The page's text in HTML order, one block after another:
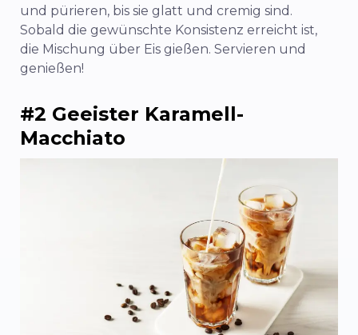
und pürieren, bis sie glatt und cremig sind.
Sobald die gewünschte Konsistenz erreicht ist,
die Mischung über Eis gießen. Servieren und
genießen!
#2 Geeister Karamell-
Macchiato